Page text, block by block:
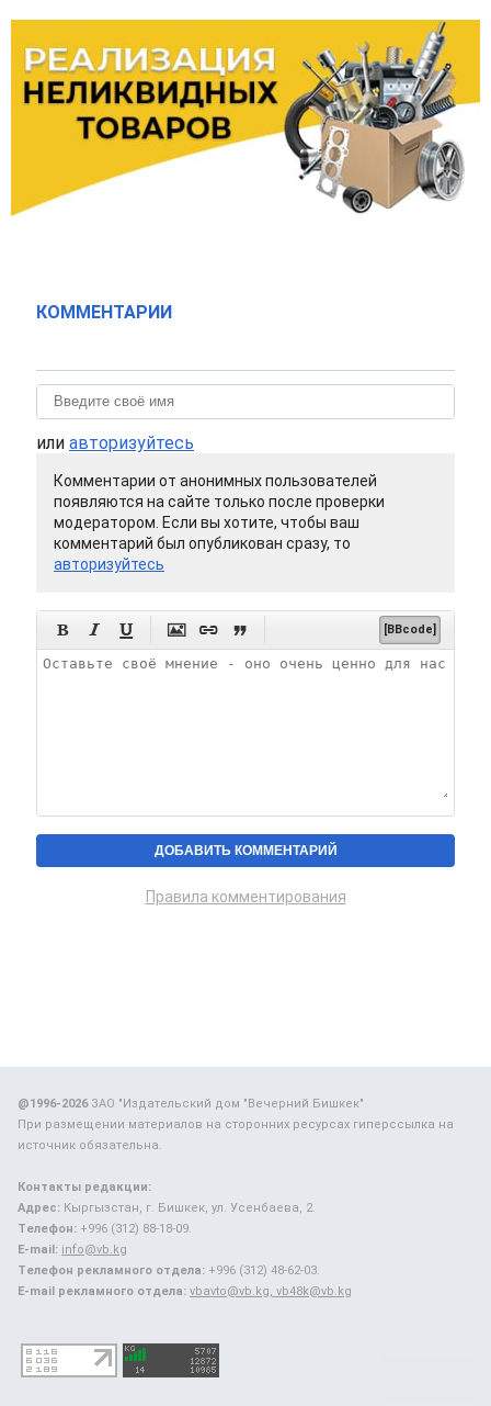
КОММЕНТАРИИ
или авторизуйтесь
Комментарии от анонимных пользователей
появляются на сайте только после проверки
модератором. Если вы хотите, чтобы ваш
комментарий был опубликован сразу, то
авторизуйтесь
      [BBcode]
Правила комментирования
@1996-2026ЗАО "Издательский дом "Вечерний Бишкек"
При размещении материалов на сторонних ресурсах гиперссылка на
источник обязательна.
Контакты редакции:
Адрес: Кыргызстан, г. Бишкек, ул. Усенбаева, 2.
Телефон: +996 (312) 88-18-09.
E-mail: info@vb.kg
Телефон рекламного отдела: +996 (312) 48-62-03.
E-mail рекламного отдела: vbavto@vb.kg, vb48k@vb.kg